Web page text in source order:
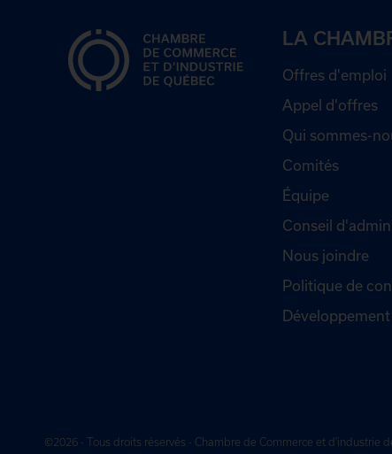
LA
Offres d'emploi
Appel d'offres
Qui sommes-
Comités
Équipe
Conseil
Nous joindre
Politique de
©2026 - Tous droits réservés - Chambre de Commerce et d'industrie